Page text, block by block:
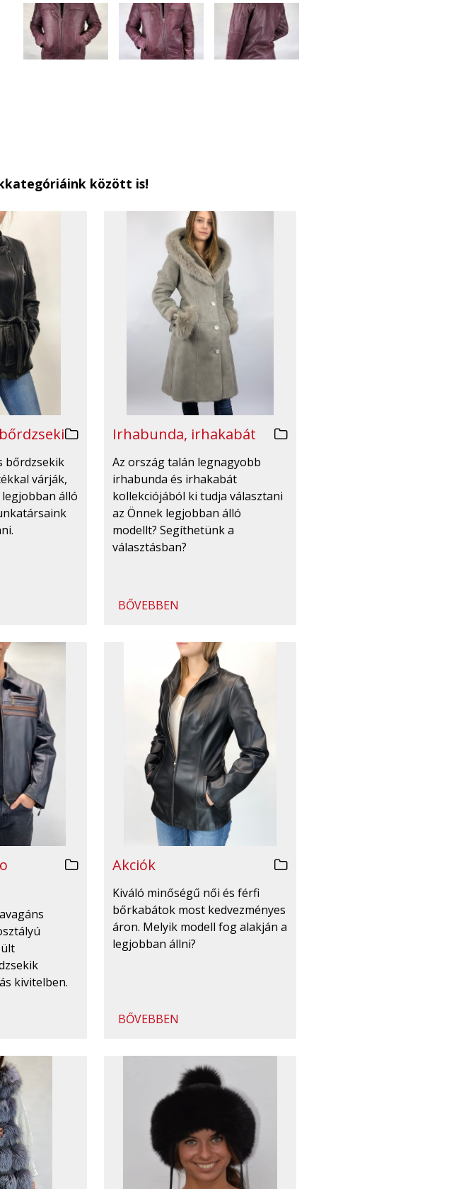
között is!
bőrdzsekik
várják,
álló
Irhabunda, irhakabát
Az ország talán legnagyobb
irhabunda és irhakabát
kollekciójából ki tudja választani
az Önnek legjobban álló
modellt? Segíthetünk a
választásban?
BŐVEBBEN
kivitelben.
Akciók
Kiváló minőségű női és férfi
bőrkabátok most kedvezményes
áron. Melyik modell fog alakján a
legjobban állni?
BŐVEBBEN